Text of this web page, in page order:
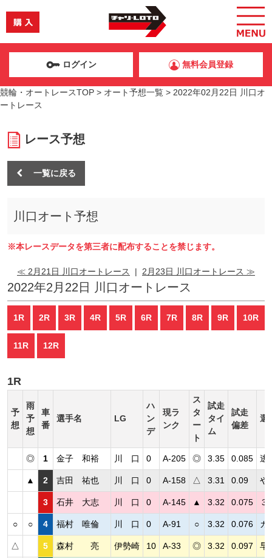
ログイン 無料会員登録
競輪・オートレースTOP > オート予想一覧 > 2022年02月22日 川口オ
ートレース
レース予想
一覧に戻る
川口オート予想
※本レースデータを第三者に配布することを禁じます。
≪ 2月21日 川口オートレース | 2月23日 川口オートレース ≫
2022年2月22日 川口オートレース
1R 2R 3R 4R 5R 6R 7R 8R 9R 10R
11R 12R
1R
予
想
雨
予
想
車
番
選手名 LG
ハ
ン
デ
現ラ
ンク
ス
タ
ー
ト
試走
タイ
ム
試走
偏差
選
◎ 1 金子 和裕 川 口 0 A-205 ◎ 3.35 0.085 逃
▲ 2 吉田 祐也 川 口 0 A-158 △ 3.31 0.09 や
3 石井 大志 川 口 0 A-145 ▲ 3.32 0.075
○ ○ 4 福村 唯倫 川 口 0 A-91 ○ 3.32 0.076 カ
△ 5 森村 亮 伊勢崎 10 A-33 ◎ 3.32 0.097 早